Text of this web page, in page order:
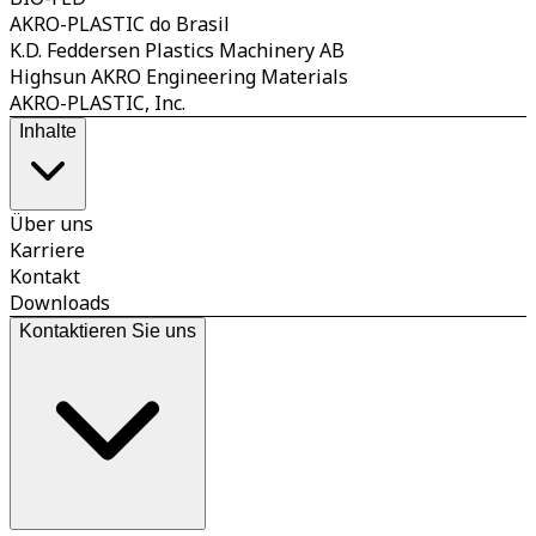
AKRO-PLASTIC do Brasil
K.D. Feddersen Plastics Machinery AB
Highsun AKRO Engineering Materials
AKRO-PLASTIC, Inc.
Inhalte
Über uns
Karriere
Kontakt
Downloads
Kontaktieren Sie uns